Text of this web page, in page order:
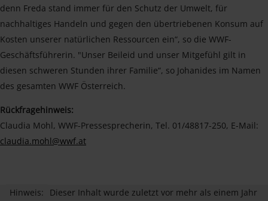
denn Freda stand immer für den Schutz der Umwelt, für
nachhaltiges Handeln und gegen den übertriebenen Konsum auf
Kosten unserer natürlichen Ressourcen ein“, so die WWF-
Geschäftsführerin. "Unser Beileid und unser Mitgefühl gilt in
diesen schweren Stunden ihrer Familie“, so Johanides im Namen
des gesamten WWF Österreich.
Rückfragehinweis:
Claudia Mohl, WWF-Pressesprecherin, Tel. 01/48817-250, E-Mail:
claudia.mohl@wwf.at
Hinweis:
Dieser Inhalt wurde zuletzt vor mehr als einem Jahr